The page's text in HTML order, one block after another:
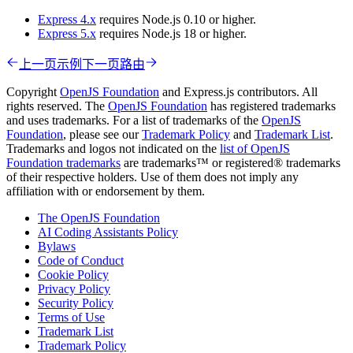
Express 4.x requires Node.js 0.10 or higher.
Express 5.x requires Node.js 18 or higher.
上一页示例 下一页路由
Copyright OpenJS Foundation and Express.js contributors. All
rights reserved. The OpenJS Foundation has registered trademarks
and uses trademarks. For a list of trademarks of the OpenJS
Foundation, please see ourTrademark Policy and Trademark List.
Trademarks and logos not indicated on the list of OpenJS
Foundation trademarks are trademarks™ or registered® trademarks
of their respective holders. Use of them does not imply any
affiliation with or endorsement by them.
The OpenJS Foundation
AI Coding Assistants Policy
Bylaws
Code of Conduct
Cookie Policy
Privacy Policy
Security Policy
Terms of Use
Trademark List
Trademark Policy